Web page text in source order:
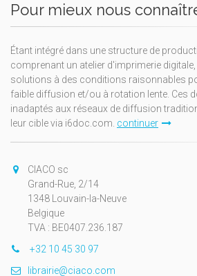
Pour mieux nous
Étant intégré dans une structure de
comprenant un atelier d'imprimerie
solutions à des conditions raisonnables
faible diffusion et/ou à rotation lente. Ces
inadaptés aux réseaux de diffusion
leur cible via i6doc.com. continuer
CIACO sc
Grand-Rue, 2/14
1348 Louvain-la-Neuve
Belgique
TVA : BE0407.236.187
+32 10 45 30 97
librairie@ciaco.com